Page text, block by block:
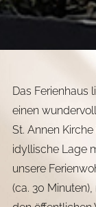
Das Ferienhaus
einen
St. Annen
idyllische Lage
unsere
(ca. 30